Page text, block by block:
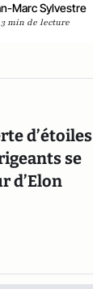
Marc Sylvestre
3 min de lecture
d’étoiles
se
d’Elon